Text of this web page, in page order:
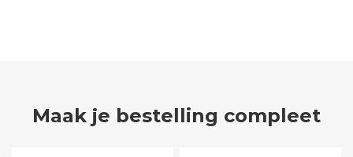
Maak je bestelling compleet